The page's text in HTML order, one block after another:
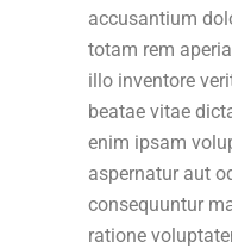
accusantium
totam rem
illo inventore
beatae vitae
enim ipsam
aspernatur aut
consequuntur
ratione